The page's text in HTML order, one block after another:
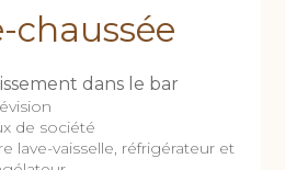
chaussée
dans le bar
de société
lave-vaisselle, réfrigérateur et